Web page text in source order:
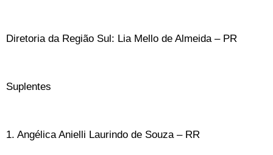
Diretoria da Região Sul: Lia Mello de Almeida – PR
Suplentes
1. Angélica Anielli Laurindo de Souza – RR